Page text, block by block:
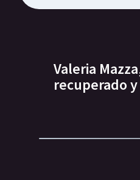
Valeria
recuperado